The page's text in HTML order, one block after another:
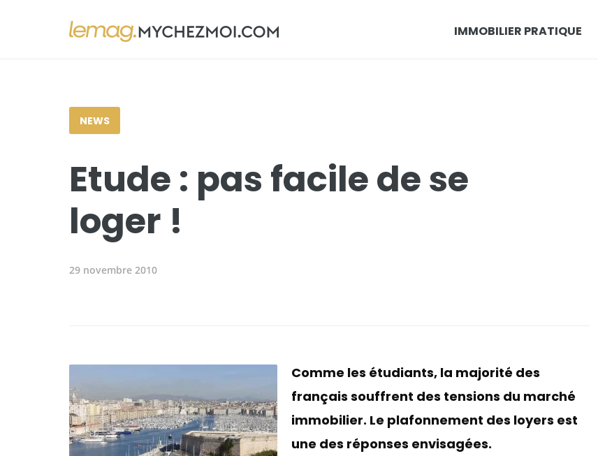
IMMOBILIER PRATIQUE
NEWS
Etude : pas facile de se
loger !
29 novembre 2010
Comme les étudiants, la majorité des
français souffrent des tensions du marché
immobilier. Le plafonnement des loyers est
une des réponses envisagées.